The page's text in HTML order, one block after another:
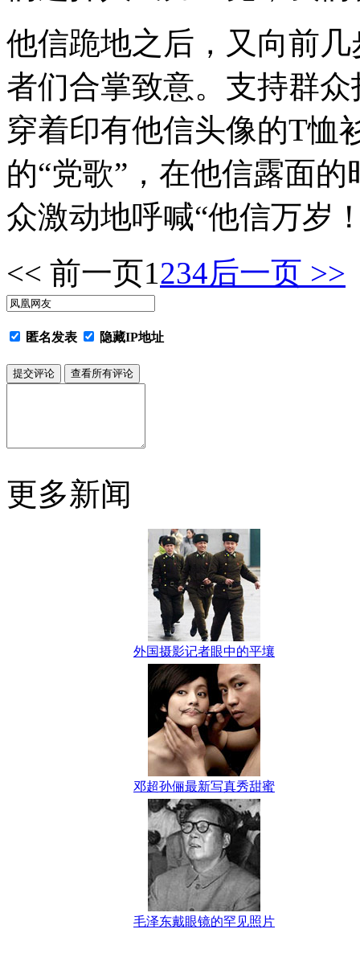
他信跪地之后，又向前
者们合掌致意。支持群
穿着印有他信头像的T恤
的“党歌”，在他信露面
众激动地呼喊“他信万岁
<< 前一页1234后一页 >>
匿名发表 隐藏IP地址
更多新闻
外国摄影记者眼中的平壤
邓超孙俪最新写真秀甜蜜
毛泽东戴眼镜的罕见照片